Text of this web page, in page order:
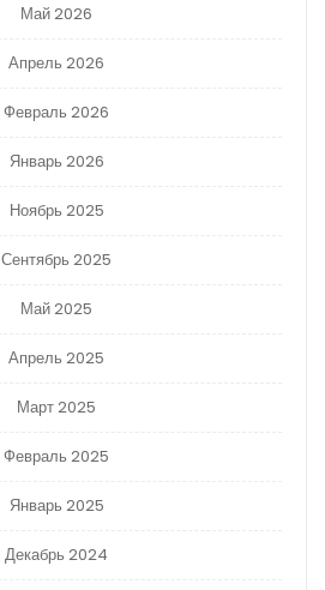
Май 2026
Апрель 2026
Февраль 2026
Январь 2026
Ноябрь 2025
Сентябрь 2025
Май 2025
Апрель 2025
Март 2025
Февраль 2025
Январь 2025
Декабрь 2024